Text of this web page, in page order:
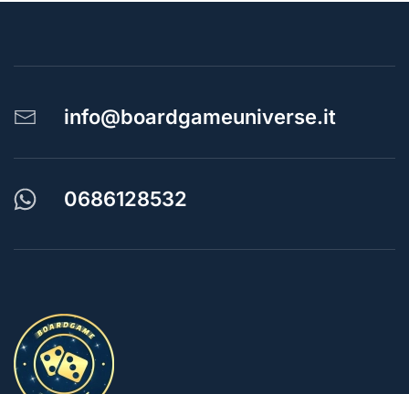
info@boardgameuniverse.it
0686128532